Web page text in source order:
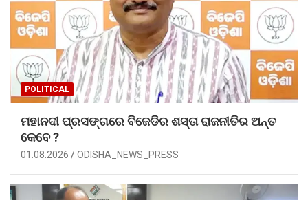
POLITICAL
ମହାନଦୀ ପ୍ରସଙ୍ଗରେ ବିଜେଡିର ଶସ୍ତା ରାଜନୀତିର ଅନ୍ତ
କେବେ ?
01.08.2026 ODISHA_NEWS_PRESS